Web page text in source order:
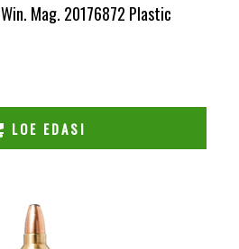
Mag. 20176872 Plastic
LOE EDASI